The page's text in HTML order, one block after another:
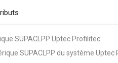
SUPACLPP Uptec Profilitec
SUPACLPP du système